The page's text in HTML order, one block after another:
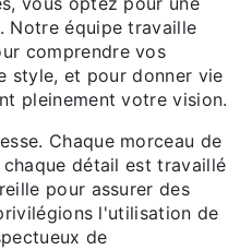
Notre équipe travaille
comprendre vos
style, et pour donner vie
pleinement votre vision.
Chaque morceau de
détail est travaillé
pour assurer des
l'utilisation de
de